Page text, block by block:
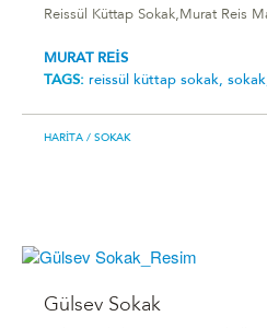
Reissül Küttap Sokak,Murat Reis
MURAT REİS
TAGS: reissül küttap sokak,
HARITA / SOKAK
Gülsev Sokak